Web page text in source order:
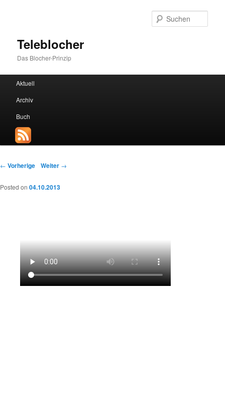
Teleblocher
Das Blocher-Prinzip
HauptmenüZum Inhalt wechseln
Zum sekundären Inhalt wechseln
Aktuell
Archiv
Buch
Beitrags-Navigation
← Vorherige Weiter →
Posted on 04.10.2013